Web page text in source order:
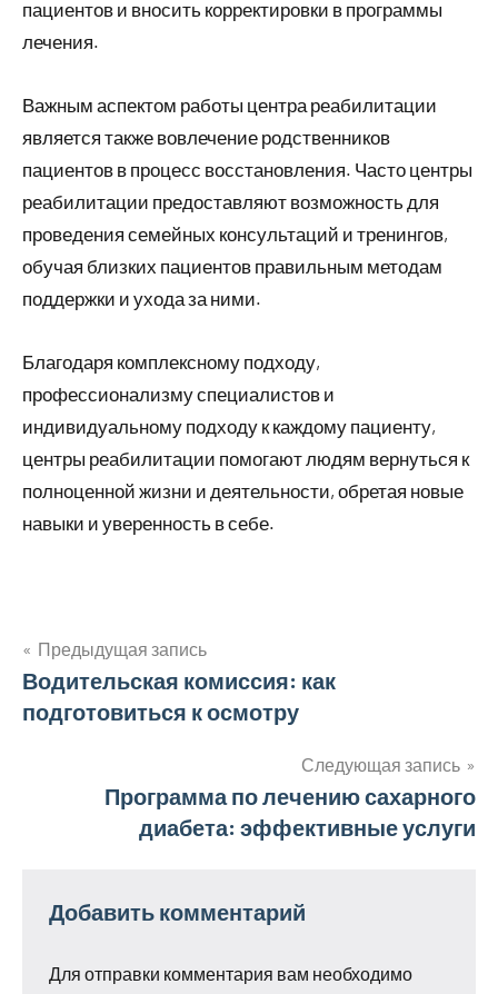
пациентов и вносить корректировки в программы
лечения.
Важным аспектом работы центра реабилитации
является также вовлечение родственников
пациентов в процесс восстановления. Часто центры
реабилитации предоставляют возможность для
проведения семейных консультаций и тренингов,
обучая близких пациентов правильным методам
поддержки и ухода за ними.
Благодаря комплексному подходу,
профессионализму специалистов и
индивидуальному подходу к каждому пациенту,
центры реабилитации помогают людям вернуться к
полноценной жизни и деятельности, обретая новые
навыки и уверенность в себе.
Навигация
по
Предыдущая запись
Водительская комиссия: как
подготовиться к осмотру
Следующая запись
Программа по лечению сахарного
диабета: эффективные услуги
Добавить комментарий
Для отправки комментария вам необходимо